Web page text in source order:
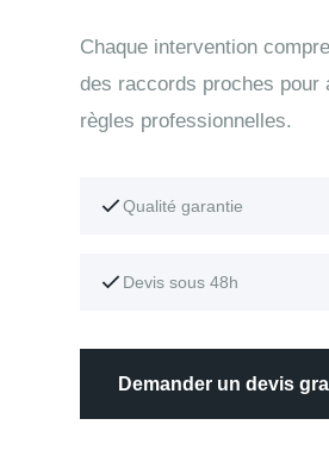
Chaque intervention
des raccords proches pour
règles professionnelles.
Qualité garantie
Devis sous 48h
Demander un devis